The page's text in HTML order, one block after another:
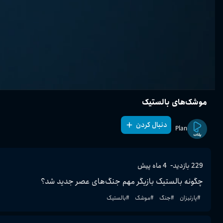
موشک‌های بالستیک
Plan دنبال کردن
229بازدید- 4 ماه پیش
چگونه بالستیک بازیگر مهم جنگ‌های عصر جدید شد؟
#پارتیزان #جنگ #موشک #بالستیک